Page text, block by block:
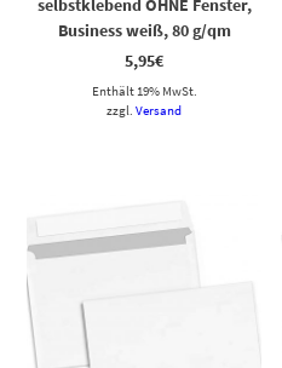
Business weiß, 80 g/qm
5,95€
Enthält 19% MwSt.
zzgl.Versand